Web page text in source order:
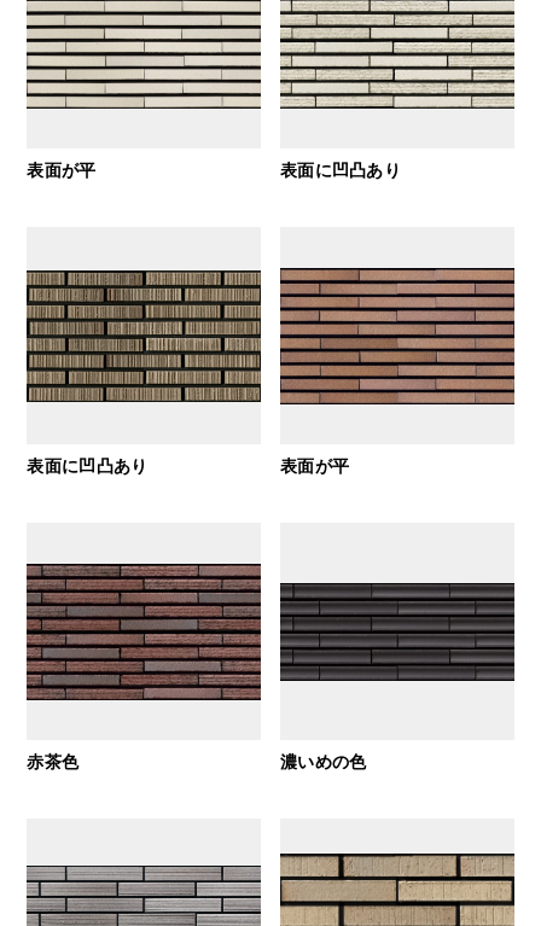
表面が平 表面に凹凸あり
表面に凹凸あり 表面が平
赤茶色 濃いめの色